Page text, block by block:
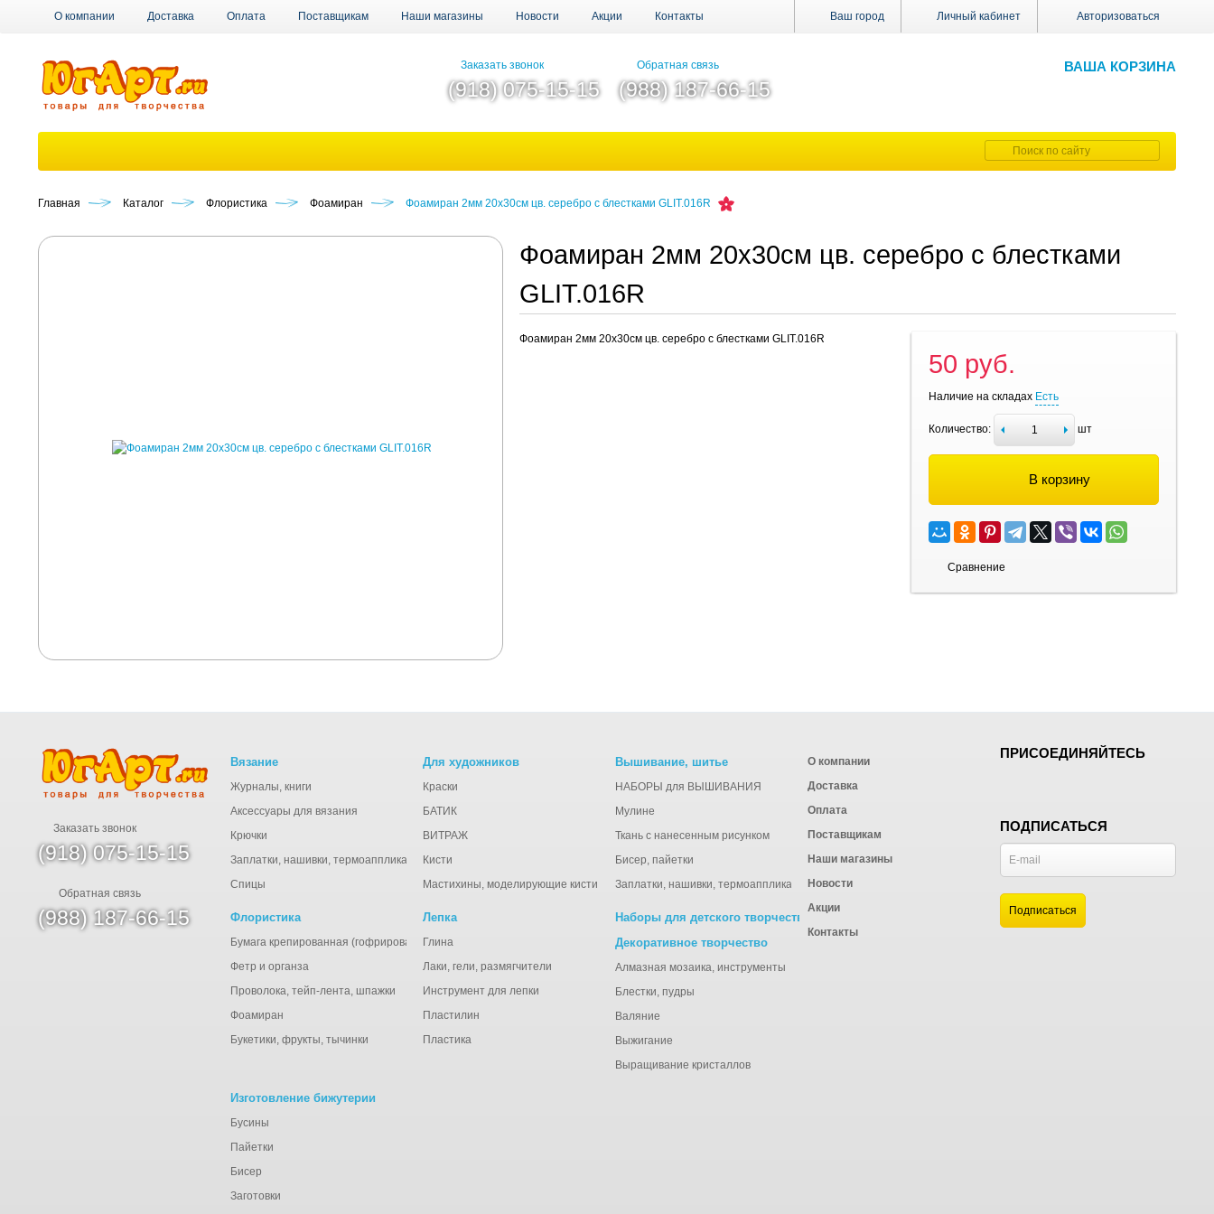
Ваш город Личный кабинет Авторизоваться
О компании Доставка Оплата Поставщикам Наши магазины Новости Акции Контакты
ВАША КОРЗИНА
Заказать звонок
(918) 075-15-15
Обратная связь
(988) 187-66-15
Главная Каталог Флористика Фоамиран Фоамиран 2мм 20х30см цв. серебро с блестками GLIT.016R
Фоамиран 2мм 20х30см цв. серебро с блестками
GLIT.016R
Фоамиран 2мм 20х30см цв. серебро с блестками GLIT.016R
50 руб.
Наличие на складах Есть
Количество: шт
В корзину
Сравнение
Заказать звонок
(918) 075-15-15
Обратная связь
(988) 187-66-15
Вязание
Журналы, книги
Аксессуары для вязания
Крючки
Заплатки, нашивки, термоаппликации
Спицы
Для художников
Краски
БАТИК
ВИТРАЖ
Кисти
Мастихины, моделирующие кисти
Вышивание, шитье
НАБОРЫ для ВЫШИВАНИЯ
Мулине
Ткань с нанесенным рисунком
Бисер, пайетки
Заплатки, нашивки, термоаппликации
Флористика
Бумага крепированная (гофрированная), тишью
Фетр и органза
Проволока, тейп-лента, шпажки
Фоамиран
Букетики, фрукты, тычинки
Лепка
Глина
Лаки, гели, размягчители
Инструмент для лепки
Пластилин
Пластика
Наборы для детского творчества
Декоративное творчество
Алмазная мозаика, инструменты
Блестки, пудры
Валяние
Выжигание
Выращивание кристаллов
Изготовление бижутерии
Бусины
Пайетки
Бисер
Заготовки
О компании
Доставка
Оплата
Поставщикам
Наши магазины
Новости
Акции
Контакты
ПРИСОЕДИНЯЙТЕСЬ
ПОДПИСАТЬСЯ